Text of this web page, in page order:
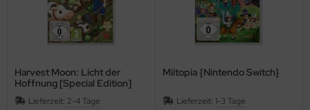
Harvest Moon: Licht der
Hoffnung [Special Edition]
Lieferzeit: 2-4 Tage
Miitopia {Nintendo Switch}
Lieferzeit: 1-3 Tage